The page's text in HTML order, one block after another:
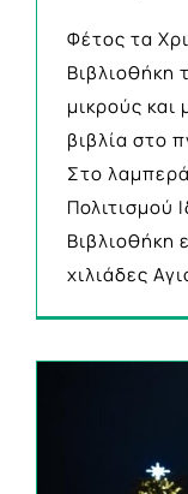
Φέτος τα
Βιβλιοθήκη
μικρούς
βιβλία στο
Στο
Πολιτισμού
Βιβλιοθήκη
χιλιάδες